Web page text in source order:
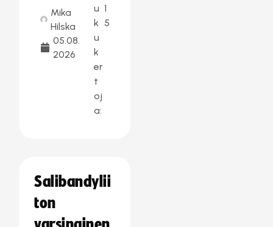
Mika
Hilska
05.08.
2026
u
k
u
k
er
t
oj
a:
1
5
Salibandylii
ton